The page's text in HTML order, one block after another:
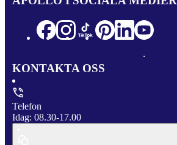
KONTAKTA OSS
Telefon
Idag: 08.30-17.00